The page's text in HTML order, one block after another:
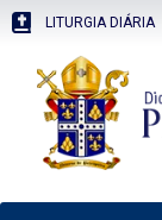
LITURGIA DIÁRIA